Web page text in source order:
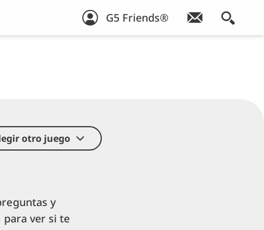
G5 Friends®
otro juego
y
para ver si te